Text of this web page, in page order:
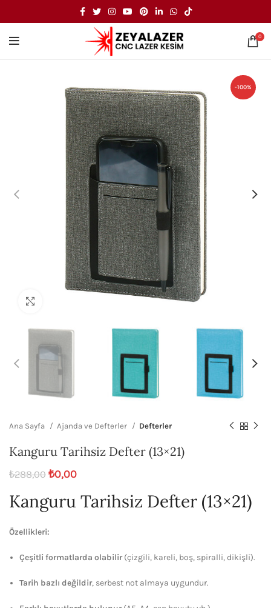
0
-100%
Ana Sayfa Ajanda ve Defterler Defterler
Kanguru Tarihsiz Defter (13×21)
₺288,00 ₺0,00
Kanguru Tarihsiz Defter (13×21)
Özellikleri:
Çeşitli formatlarda olabilir(çizgili, kareli, boş, spiralli, dikişli).
Tarih bazlı değildir, serbest not almaya uygundur.